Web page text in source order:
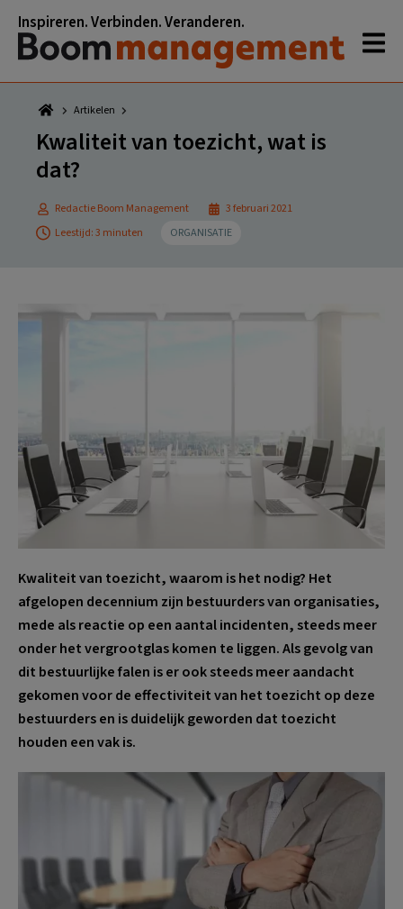
naar
hoofdnavigatie
naar
hoofd
inhoud
naar
eerste
sidebar
naar
voettekst
Inspireren. Verbinden. Veranderen.
Artikelen
Kwaliteit van toezicht, wat is
dat?
Redactie Boom Management
3 februari 2021
Leestijd: 3 minuten
ORGANISATIE
Kwaliteit van toezicht, waarom is het nodig? Het
afgelopen decennium zijn bestuurders van organisaties,
mede als reactie op een aantal incidenten, steeds meer
onder het vergrootglas komen te liggen. Als gevolg van
dit bestuurlijke falen is er ook steeds meer aandacht
gekomen voor de effectiviteit van het toezicht op deze
bestuurders en is duidelijk geworden dat toezicht
houden een vak is.